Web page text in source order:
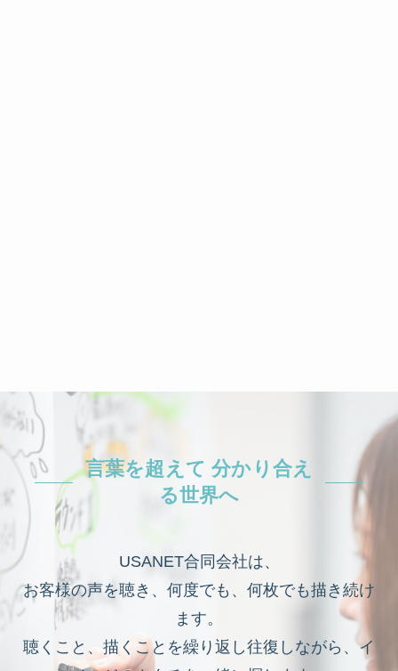
言葉を超えて 分かり合え
る世界へ
USANET合同会社は、
お客様の声を聴き、何度でも、何枚でも描き続け
ます。
聴くこと、描くことを繰り返し往復しながら、イ